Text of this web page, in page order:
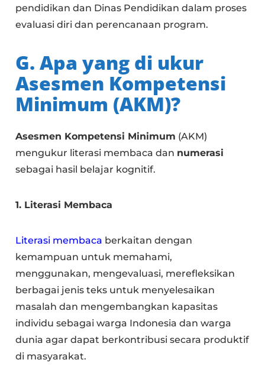
pendidikan dan Dinas Pendidikan dalam proses
evaluasi diri dan perencanaan program.
G. Apa yang di ukur
Asesmen Kompetensi
Minimum (AKM)?
Asesmen Kompetensi Minimum (AKM)
mengukur literasi membaca dan numerasi
sebagai hasil belajar kognitif.
1. Literasi Membaca
Literasi membaca berkaitan dengan
kemampuan untuk memahami,
menggunakan, mengevaluasi, merefleksikan
berbagai jenis teks untuk menyelesaikan
masalah dan mengembangkan kapasitas
individu sebagai warga Indonesia dan warga
dunia agar dapat berkontribusi secara produktif
di masyarakat.